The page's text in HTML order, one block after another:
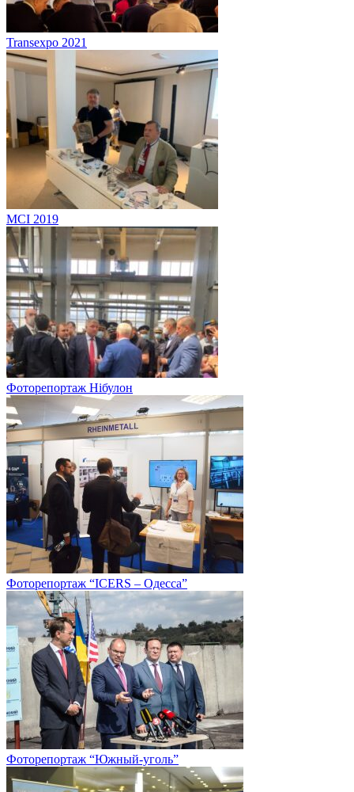
Transexpo 2021
MCI 2019
Фоторепортаж Нібулон
Фоторепортаж “ICERS – Одесса”
Фоторепортаж “Южный-уголь”